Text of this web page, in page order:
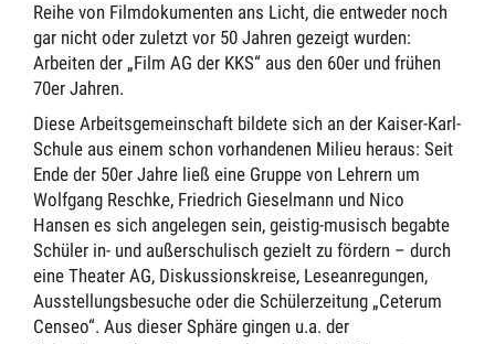
Reihe von Filmdokumenten ans Licht, die entweder noch
gar nicht oder zuletzt vor 50 Jahren gezeigt wurden:
Arbeiten der „Film AG der KKS“ aus den 60er und frühen
70er Jahren.
Diese Arbeitsgemeinschaft bildete sich an der Kaiser-Karl-
Schule aus einem schon vorhandenen Milieu heraus: Seit
Ende der 50er Jahre ließ eine Gruppe von Lehrern um
Wolfgang Reschke, Friedrich Gieselmann und Nico
Hansen es sich angelegen sein, geistig-musisch begabte
Schüler in- und außerschulisch gezielt zu fördern – durch
eine Theater AG, Diskussionskreise, Leseanregungen,
Ausstellungsbesuche oder die Schülerzeitung „Ceterum
Censeo“. Aus dieser Sphäre gingen u.a. der